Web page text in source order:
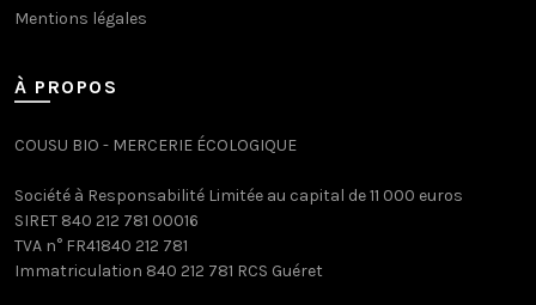
Mentions légales
À PROPOS
COUSU BIO - MERCERIE ÉCOLOGIQUE
Société à Responsabilité Limitée au capital de 11 000 euros
SIRET 840 212 781 00016
TVA n° FR41840 212 781
Immatriculation 840 212 781 RCS Guéret